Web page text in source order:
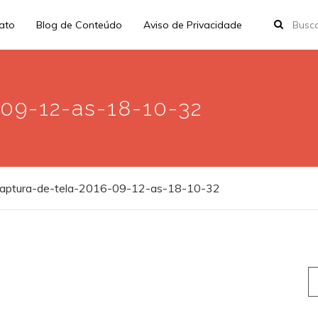
Blog de Conteúdo Aviso de Privacidade
12-as-18-10-32
de-tela-2016-09-12-as-18-10-32